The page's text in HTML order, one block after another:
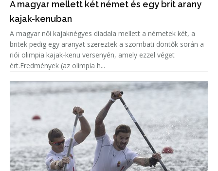
A magyar mellett két német és egy brit arany
kajak-kenuban
A magyar női kajaknégyes diadala mellett a németek két, a
britek pedig egy aranyat szereztek a szombati döntők során a
riói olimpia kajak-kenu versenyén, amely ezzel véget
ért.Eredmények (az olimpia h...